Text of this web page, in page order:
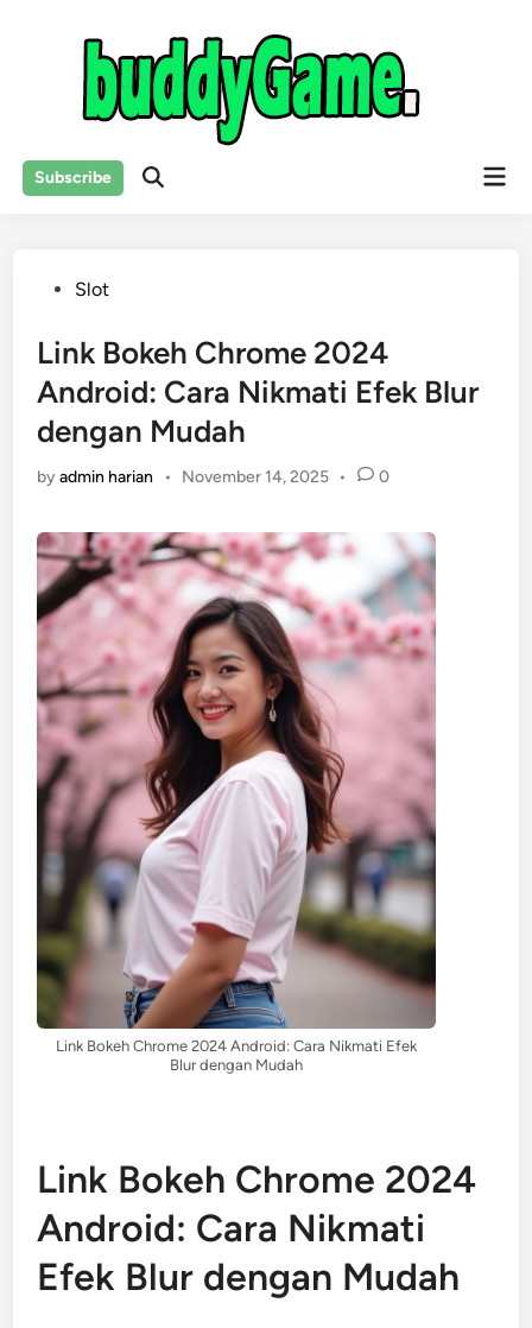
Subscribe
Open
PostedSlot
Link Bokeh Chrome 2024
Android: Cara Nikmati Efek Blur
dengan Mudah
byadmin harian • November 14, 2025 • 0
Link Bokeh Chrome 2024 Android: Cara Nikmati Efek
Blur dengan Mudah
Link Bokeh Chrome 2024
Android: Cara Nikmati
Efek Blur dengan Mudah